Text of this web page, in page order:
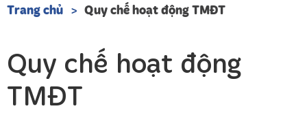
Trang chủ Quy chế hoạt động TMĐT
Quy chế hoạt động
TMĐT